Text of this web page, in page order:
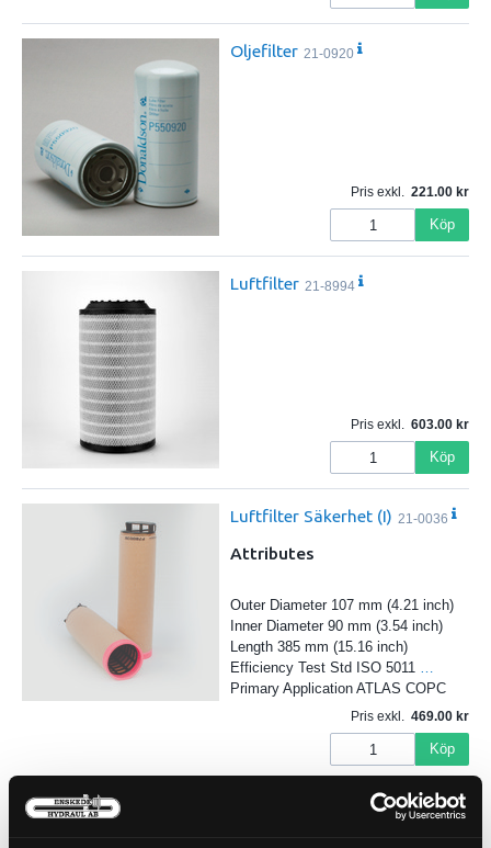
Oljefilter 21-0920
Pris exkl. 221.00
Köp
Luftfilter 21-8994
Pris exkl. 603.00
Köp
Luftfilter Säkerhet (I) 21-0036
Attributes
Outer Diameter 107 mm (4.21 inch)
Inner Diameter 90 mm (3.54 inch)
Length 385 mm (15.16 inch)
Efficiency Test Std ISO 5011 …
Primary Application ATLAS COPC
Pris exkl. 469.00
Köp
Hyttfilter 21-90315